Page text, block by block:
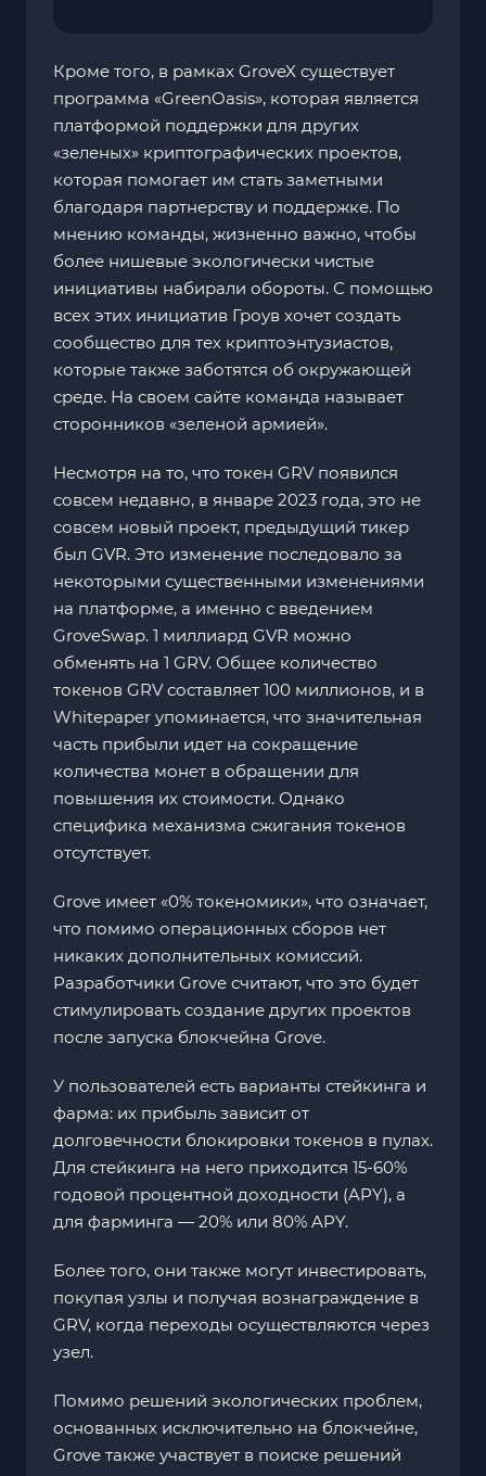
Кроме того, в рамках GroveX существует
программа «GreenOasis», которая является
платформой поддержки для других
«зеленых» криптографических проектов,
которая помогает им стать заметными
благодаря партнерству и поддержке. По
мнению команды, жизненно важно, чтобы
более нишевые экологически чистые
инициативы набирали обороты. С помощью
всех этих инициатив Гроув хочет создать
сообщество для тех криптоэнтузиастов,
которые также заботятся об окружающей
среде. На своем сайте команда называет
сторонников «зеленой армией».
Несмотря на то, что токен GRV появился
совсем недавно, в январе 2023 года, это не
совсем новый проект, предыдущий тикер
был GVR. Это изменение последовало за
некоторыми существенными изменениями
на платформе, а именно с введением
GroveSwap. 1 миллиард GVR можно
обменять на 1 GRV. Общее количество
токенов GRV составляет 100 миллионов, и в
Whitepaper упоминается, что значительная
часть прибыли идет на сокращение
количества монет в обращении для
повышения их стоимости. Однако
специфика механизма сжигания токенов
отсутствует.
Grove имеет «0% токеномики», что означает,
что помимо операционных сборов нет
никаких дополнительных комиссий.
Разработчики Grove считают, что это будет
стимулировать создание других проектов
после запуска блокчейна Grove.
У пользователей есть варианты стейкинга и
фарма: их прибыль зависит от
долговечности блокировки токенов в пулах.
Для стейкинга на него приходится 15-60%
годовой процентной доходности (APY), а
для фарминга — 20% или 80% APY.
Более того, они также могут инвестировать,
покупая узлы и получая вознаграждение в
GRV, когда переходы осуществляются через
узел.
Помимо решений экологических проблем,
основанных исключительно на блокчейне,
Grove также участвует в поиске решений